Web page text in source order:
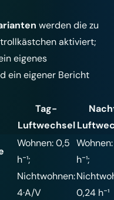
werden die zu
aktiviert;
eigenes
ein eigener Bericht
Tag-
Luftwechsel
Wohnen: 0,5
h⁻¹;
Nichtwohnen:
4·A/V
h⁻¹;
0,24 h⁻¹